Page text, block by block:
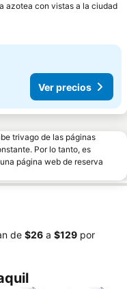
azotea con vistas a la ciudad
Ver precios
trivago de las páginas
Por lo tanto, es
página web de reserva
de ‎$26 a ‎$129 por